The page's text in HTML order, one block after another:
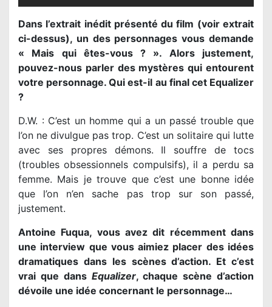
Dans l’extrait inédit présenté du film (voir extrait
ci-dessus), un des personnages vous demande
« Mais qui êtes-vous ? ». Alors justement,
pouvez-nous parler des mystères qui entourent
votre personnage. Qui est-il au final cet Equalizer
?
D.W. : C’est un homme qui a un passé trouble que
l’on ne divulgue pas trop. C’est un solitaire qui lutte
avec ses propres démons. Il souffre de tocs
(troubles obsessionnels compulsifs), il a perdu sa
femme. Mais je trouve que c’est une bonne idée
que l’on n’en sache pas trop sur son passé,
justement.
Antoine Fuqua, vous avez dit récemment dans
une interview que vous aimiez placer des idées
dramatiques dans les scènes d’action. Et c’est
vrai que dans Equalizer, chaque scène d’action
dévoile une idée concernant le personnage…